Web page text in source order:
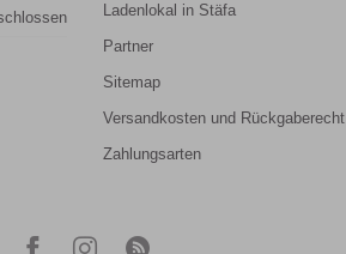
Ladenlokal in Stäfa
Partner
Sitemap
Versandkosten und Rückgaberecht
Zahlungsarten